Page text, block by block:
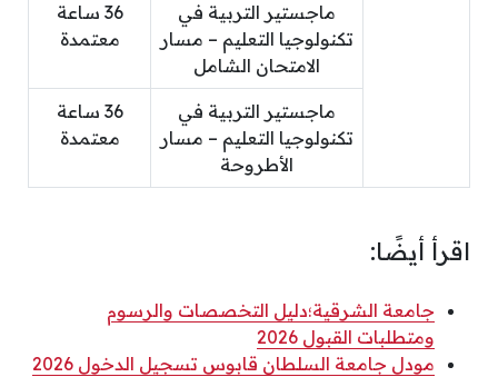
ماجستير التربية في
تكنولوجيا التعليم – مسار
الامتحان الشامل
36 ساعة
معتمدة
ماجستير التربية في
تكنولوجيا التعليم – مسار
الأطروحة
36 ساعة
معتمدة
اقرأ أيضًا:
جامعة الشرقية؛دليل التخصصات والرسوم
ومتطلبات القبول 2026
مودل جامعة السلطان قابوس تسجيل الدخول 2026